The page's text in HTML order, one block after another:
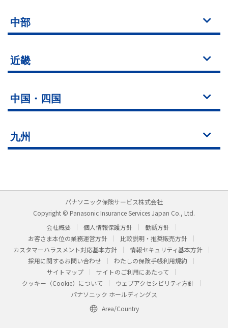
中部
近畿
中国・四国
九州
パナソニック保険サービス株式会社
Copyright © Panasonic Insurance Services Japan Co., Ltd.
会社概要
個人情報保護方針
勧誘方針
お客さま本位の業務運営方針
比較説明・推奨販売方針
カスタマーハラスメント対応基本方針
情報セキュリティ基本方針
採用に関するお問い合わせ
わたしの保険手帳利用規約
サイトマップ
サイトのご利用にあたって
クッキー（Cookie）について
ウェブアクセシビリティ方針
パナソニック ホールディングス
Area/Country